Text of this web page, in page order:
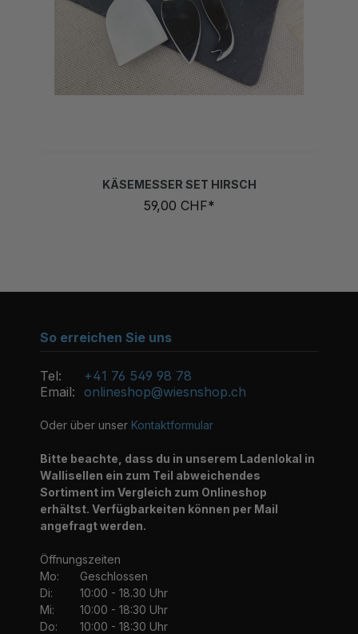
59,00 CHF*
So erreichen Sie uns
Tel:
+41 76 549 98 78
Email: onlineshop@wiesnshop.ch
Oder über unser Kontaktformular
Bitte beachte, dass du in unserem Ladenlokal in
Wallisellen ein zum Teil abweichendes
Sortiment im Vergleich zum Onlineshop
erhältst. Verfügbarkeiten können per Mail
angefragt werden.
Öffnungszeiten
Mo:
Geschlossen
Di:
10:00 - 18.30 Uhr
Mi:
10:00 - 18:30 Uhr
Do:
10:00 - 18:30 Uhr